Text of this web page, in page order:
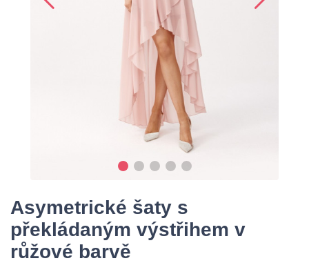
Asymetrické šaty s
překládaným výstřihem v
růžové barvě